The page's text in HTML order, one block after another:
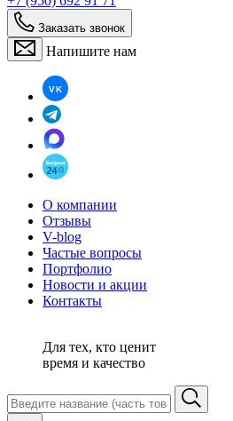
Заказать звонок
Напишите нам
О компании
Отзывы
V-blog
Частые вопросы
Портфолио
Новости и акции
Контакты
Для тех, кто ценит
время и качество